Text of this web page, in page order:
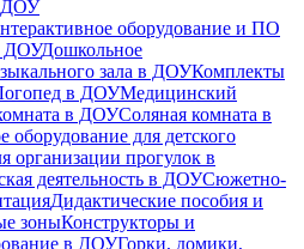
ДОУ
оборудование и ПО
ДОУДошкольное
зала в ДОУКомплекты
в ДОУМедицинский
в ДОУСоляная комната в
оборудование для детского
организации прогулок в
деятельность в ДОУСюжетно-
Дидактические пособия и
зоныКонструкторы и
в ДОУГорки, домики,